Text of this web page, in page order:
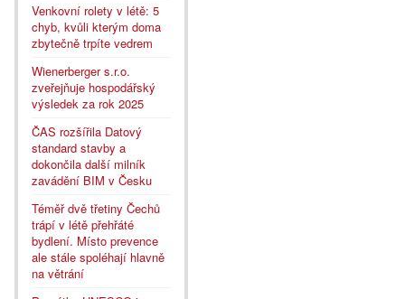
Venkovní rolety v létě: 5
chyb, kvůli kterým doma
zbytečně trpíte vedrem
Wienerberger s.r.o.
zveřejňuje hospodářský
výsledek za rok 2025
ČAS rozšířila Datový
standard stavby a
dokončila další milník
zavádění BIM v Česku
Téměř dvě třetiny Čechů
trápí v létě přehřáté
bydlení. Místo prevence
ale stále spoléhají hlavně
na větrání